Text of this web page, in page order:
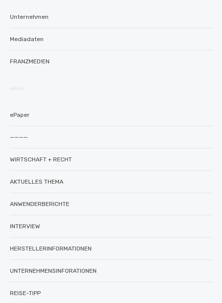
Unternehmen
Mediadaten
FRANZMED!EN
intern
ePaper
————
WIRTSCHAFT + RECHT
AKTUELLES THEMA
ANWENDERBERICHTE
INTERVIEW
HERSTELLERINFORMATIONEN
UNTERNEHMENSINFORATIONEN
REISE-TIPP